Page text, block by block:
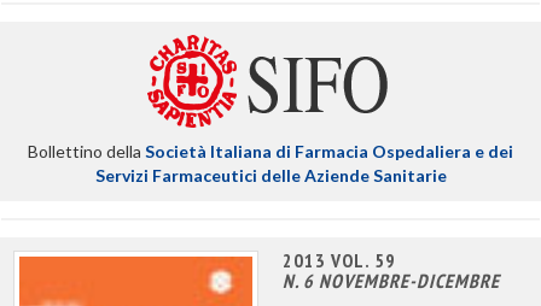
Bollettino della Società Italiana di Farmacia Ospedaliera e dei
Servizi Farmaceutici delle Aziende Sanitarie
2013 VOL. 59
N. 6 NOVEMBRE-DICEMBRE